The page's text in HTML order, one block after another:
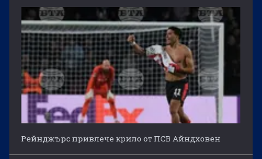
Рейнджърс привлече крило от ПСВ Айндховен